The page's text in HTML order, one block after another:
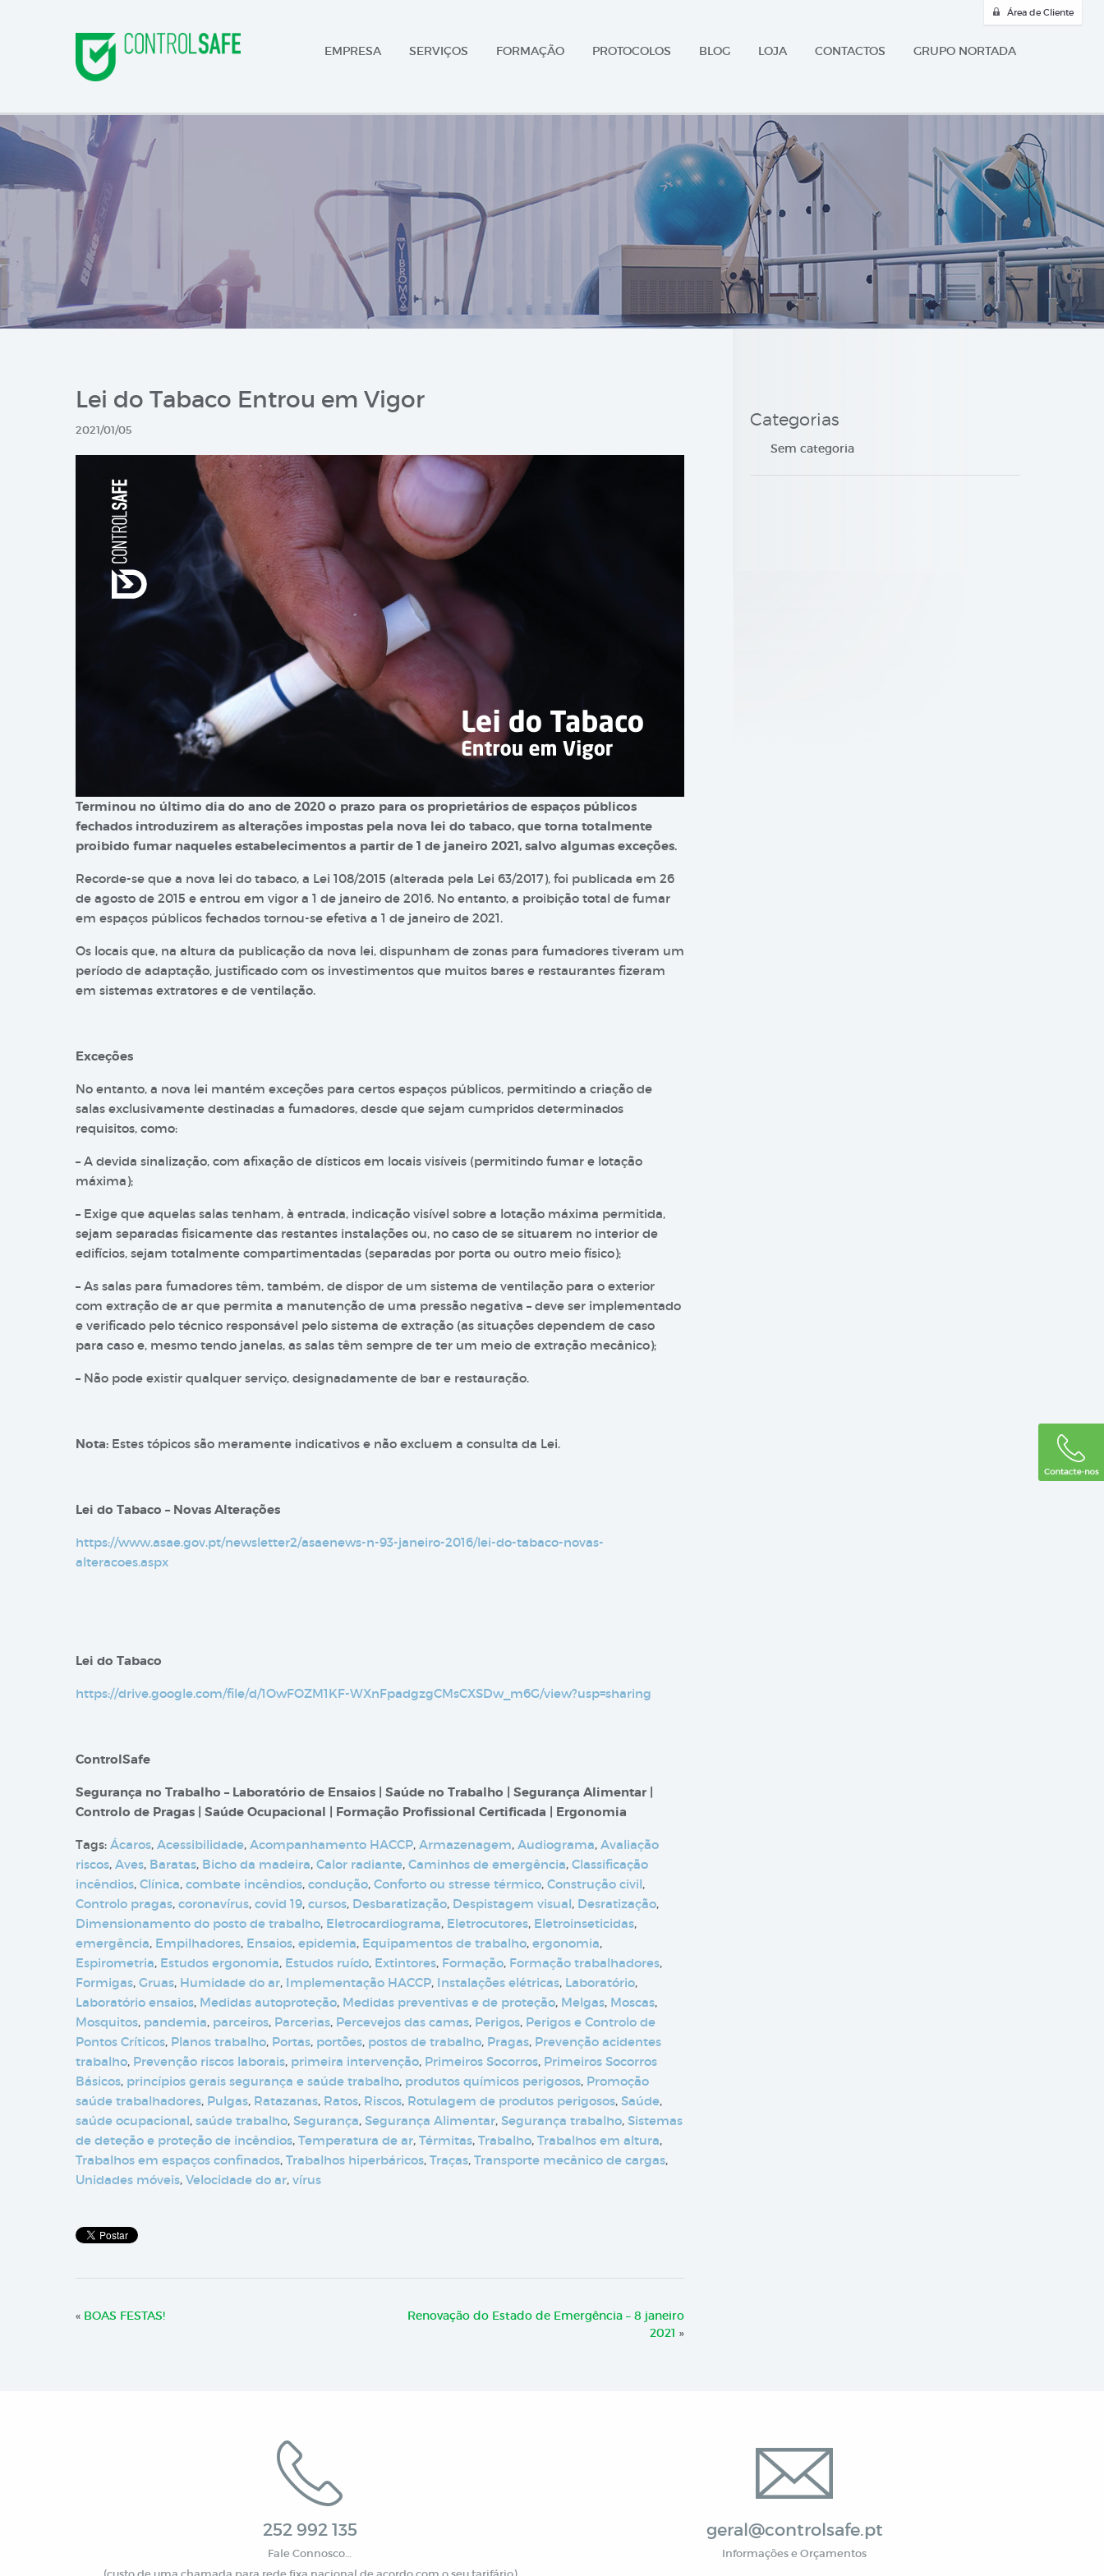
Área de Cliente
EMPRESA SERVIÇOS FORMAÇÃO PROTOCOLOS BLOG LOJA CONTACTOS GRUPO NORTADA
Lei do Tabaco Entrou em Vigor
2021/01/05
Terminou no último dia do ano de 2020 o prazo para os proprietários de espaços públicos
fechados introduzirem as alterações impostas pela nova lei do tabaco, que torna totalmente
proibido fumar naqueles estabelecimentos a partir de 1 de janeiro 2021, salvo algumas exceções.
Recorde-se que a nova lei do tabaco, a Lei 108/2015 (alterada pela Lei 63/2017), foi publicada em 26
de agosto de 2015 e entrou em vigor a 1 de janeiro de 2016. No entanto, a proibição total de fumar
em espaços públicos fechados tornou-se efetiva a 1 de janeiro de 2021.
Os locais que, na altura da publicação da nova lei, dispunham de zonas para fumadores tiveram um
período de adaptação, justificado com os investimentos que muitos bares e restaurantes fizeram
em sistemas extratores e de ventilação.
Exceções
No entanto, a nova lei mantém exceções para certos espaços públicos, permitindo a criação de
salas exclusivamente destinadas a fumadores, desde que sejam cumpridos determinados
requisitos, como:
– A devida sinalização, com afixação de dísticos em locais visíveis (permitindo fumar e lotação
máxima);
– Exige que aquelas salas tenham, à entrada, indicação visível sobre a lotação máxima permitida,
sejam separadas fisicamente das restantes instalações ou, no caso de se situarem no interior de
edifícios, sejam totalmente compartimentadas (separadas por porta ou outro meio físico);
– As salas para fumadores têm, também, de dispor de um sistema de ventilação para o exterior
com extração de ar que permita a manutenção de uma pressão negativa – deve ser implementado
e verificado pelo técnico responsável pelo sistema de extração (as situações dependem de caso
para caso e, mesmo tendo janelas, as salas têm sempre de ter um meio de extração mecânico);
– Não pode existir qualquer serviço, designadamente de bar e restauração.
Nota: Estes tópicos são meramente indicativos e não excluem a consulta da Lei.
Lei do Tabaco – Novas Alterações
https://www.asae.gov.pt/newsletter2/asaenews-n-93-janeiro-2016/lei-do-tabaco-novas-
alteracoes.aspx
Lei do Tabaco
https://drive.google.com/file/d/1OwFOZM1KF-WXnFpadgzgCMsCXSDw_m6G/view?usp=sharing
ControlSafe
Segurança no Trabalho – Laboratório de Ensaios | Saúde no Trabalho | Segurança Alimentar |
Controlo de Pragas | Saúde Ocupacional | Formação Profissional Certificada | Ergonomia
Tags: Ácaros, Acessibilidade, Acompanhamento HACCP, Armazenagem, Audiograma, Avaliação
riscos, Aves, Baratas, Bicho da madeira, Calor radiante, Caminhos de emergência, Classificação
incêndios, Clínica, combate incêndios, condução, Conforto ou stresse térmico, Construção civil,
Controlo pragas, coronavírus, covid 19, cursos, Desbaratização, Despistagem visual, Desratização,
Dimensionamento do posto de trabalho, Eletrocardiograma, Eletrocutores, Eletroinseticidas,
emergência, Empilhadores, Ensaios, epidemia, Equipamentos de trabalho, ergonomia,
Espirometria, Estudos ergonomia, Estudos ruído, Extintores, Formação, Formação trabalhadores,
Formigas, Gruas, Humidade do ar, Implementação HACCP, Instalações elétricas, Laboratório,
Laboratório ensaios, Medidas autoproteção, Medidas preventivas e de proteção, Melgas, Moscas,
Mosquitos, pandemia, parceiros, Parcerias, Percevejos das camas, Perigos, Perigos e Controlo de
Pontos Críticos, Planos trabalho, Portas, portões, postos de trabalho, Pragas, Prevenção acidentes
trabalho, Prevenção riscos laborais, primeira intervenção, Primeiros Socorros, Primeiros Socorros
Básicos, princípios gerais segurança e saúde trabalho, produtos químicos perigosos, Promoção
saúde trabalhadores, Pulgas, Ratazanas, Ratos, Riscos, Rotulagem de produtos perigosos, Saúde,
saúde ocupacional, saúde trabalho, Segurança, Segurança Alimentar, Segurança trabalho, Sistemas
de deteção e proteção de incêndios, Temperatura de ar, Térmitas, Trabalho, Trabalhos em altura,
Trabalhos em espaços confinados, Trabalhos hiperbáricos, Traças, Transporte mecânico de cargas,
Unidades móveis, Velocidade do ar, vírus
« BOAS FESTAS!
Renovação do Estado de Emergência – 8 janeiro
2021 »
Categorias
Sem categoria
252 992 135
Fale Connosco…
geral@controlsafe.pt
Informações e Orçamentos